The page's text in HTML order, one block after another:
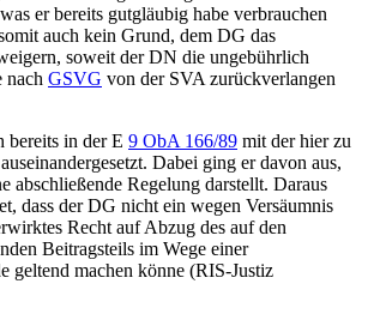
er bereits gutgläubig habe verbrauchen
auch kein Grund, dem DG das
soweit der DN die ungebührlich
nach GSVG von der SVA zurückverlangen
bereits in derE 9 ObA 166/89 mit der hier zu
Dabei ging er davon aus,
abschließende Regelung darstellt. Daraus
dass der DG nicht ein wegen Versäumnis
Recht auf Abzug des auf den
Beitragsteils im Wege einer
geltend machen könne (RIS-Justiz